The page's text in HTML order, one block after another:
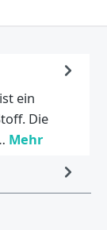
ein
Die
Mehr